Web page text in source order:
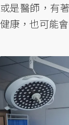
或是醫師，有
健康，也可能